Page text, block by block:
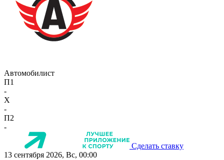
Автомобилист
П1
-
X
-
П2
-
Сделать ставку
13 сентября 2026, Вс, 00:00